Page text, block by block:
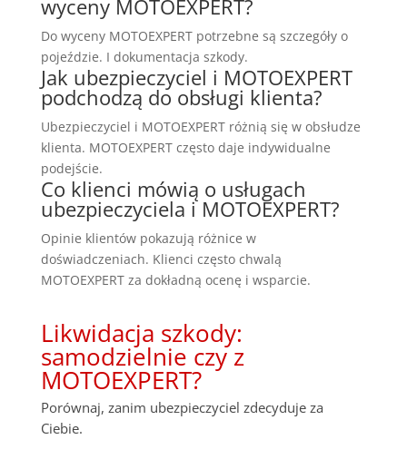
wyceny MOTOEXPERT?
Do wyceny MOTOEXPERT potrzebne są szczegóły o
pojeździe. I dokumentacja szkody.
Jak ubezpieczyciel i MOTOEXPERT
podchodzą do obsługi klienta?
Ubezpieczyciel i MOTOEXPERT różnią się w obsłudze
klienta. MOTOEXPERT często daje indywidualne
podejście.
Co klienci mówią o usługach
ubezpieczyciela i MOTOEXPERT?
Opinie klientów pokazują różnice w
doświadczeniach. Klienci często chwalą
MOTOEXPERT za dokładną ocenę i wsparcie.
Likwidacja szkody:
samodzielnie czy z
MOTOEXPERT?
Porównaj, zanim ubezpieczyciel zdecyduje za
Ciebie.